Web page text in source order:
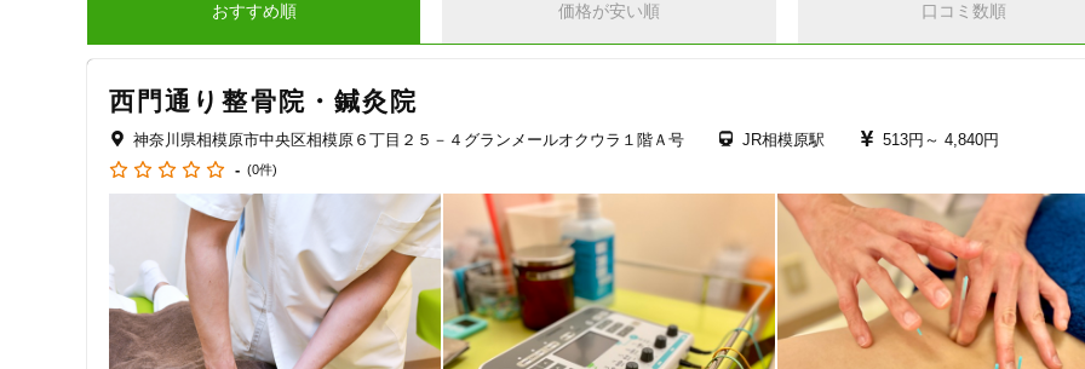
おすすめ順 価格が安い順 口コミ数順
西門通り整骨院・鍼灸院
神奈川県相模原市中央区相模原６丁目２５－４グランメールオクウラ１階Ａ号 JR相模原駅 513円～ 4,840円
- (0件)